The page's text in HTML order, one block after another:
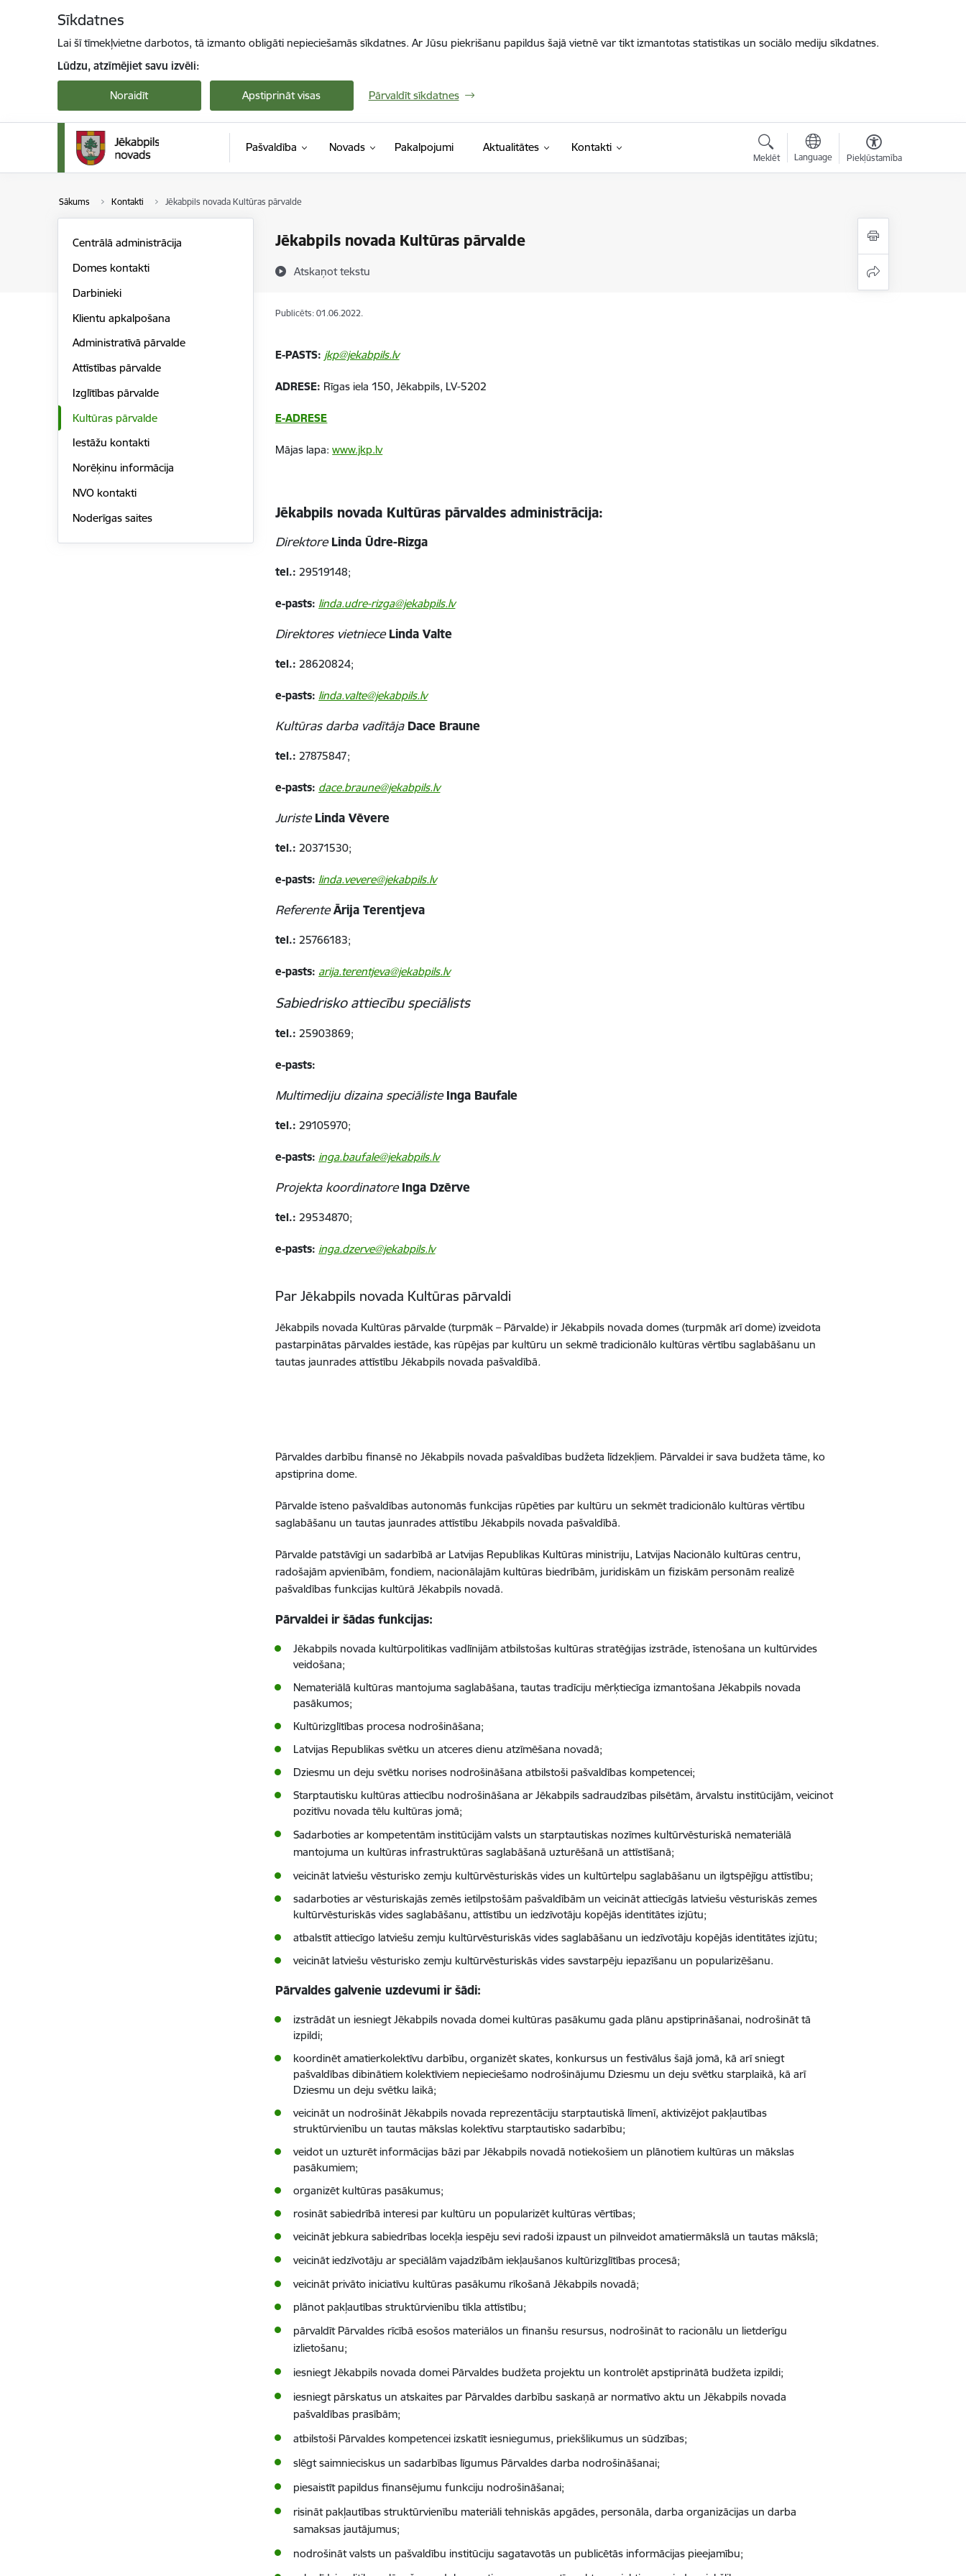
Sīkdatnes
Lai šī tīmekļvietne darbotos, tā izmanto obligāti nepieciešamās sīkdatnes. Ar Jūsu piekrišanu papildus šajā vietnē var tikt izmantotas statistikas un sociālo mediju sīkdatnes.
Lūdzu, atzīmējiet savu izvēli:
Noraidīt Apstiprināt visas Pārvaldīt sīkdatnes
Pašvaldība Novads Pakalpojumi Aktualitātes Kontakti
Meklēt Language Piekļūstamība
Sākums Kontakti Jēkabpils novada Kultūras pārvalde
Jēkabpils novada Kultūras pārvalde
Atskaņot tekstu
Centrālā administrācija
Domes kontakti
Darbinieki
Klientu apkalpošana
Administratīvā pārvalde
Attīstības pārvalde
Izglītības pārvalde
Kultūras pārvalde
Iestāžu kontakti
Norēķinu informācija
NVO kontakti
Noderīgas saites
Publicēts: 01.06.2022.
E-PASTS: jkp@jekabpils.lv
ADRESE: Rīgas iela 150, Jēkabpils, LV-5202
E-ADRESE
Mājas lapa:www.jkp.lv
Jēkabpils novada Kultūras pārvaldes administrācija:
Direktore Linda Ūdre-Rizga
tel.: 29519148;
e-pasts: linda.udre-rizga@jekabpils.lv
Direktores vietniece Linda Valte
tel.: 28620824;
e-pasts: linda.valte@jekabpils.lv
Kultūras darba vadītāja Dace Braune
tel.: 27875847;
e-pasts: dace.braune@jekabpils.lv
Juriste Linda Vēvere
tel.: 20371530;
e-pasts: linda.vevere@jekabpils.lv
Referente Ārija Terentjeva
tel.: 25766183;
e-pasts: arija.terentjeva@jekabpils.lv
Sabiedrisko attiecību speciālists
tel.: 25903869;
e-pasts:
Multimediju dizaina speciāliste Inga Baufale
tel.: 29105970;
e-pasts: inga.baufale@jekabpils.lv
Projekta koordinatore Inga Dzērve
tel.: 29534870;
e-pasts: inga.dzerve@jekabpils.lv
Par Jēkabpils novada Kultūras pārvaldi
Jēkabpils novada Kultūras pārvalde (turpmāk – Pārvalde) irJēkabpils novada domes (turpmāk arī dome) izveidota
pastarpinātas pārvaldes iestāde, kas rūpējas par kultūru un sekmē tradicionālo kultūras vērtību saglabāšanu un
tautas jaunrades attīstību Jēkabpils novada pašvaldībā.
Pārvaldes darbību finansē no Jēkabpils novada pašvaldības budžeta līdzekļiem. Pārvaldei ir sava budžeta tāme, ko
apstiprina dome.
Pārvalde īsteno pašvaldības autonomās funkcijas rūpēties par kultūru un sekmēt tradicionālo kultūras vērtību
saglabāšanu un tautas jaunrades attīstību Jēkabpils novada pašvaldībā.
Pārvalde patstāvīgi un sadarbībā ar Latvijas Republikas Kultūras ministriju, Latvijas Nacionālo kultūras centru,
radošajām apvienībām, fondiem, nacionālajām kultūras biedrībām, juridiskām un fiziskām personām realizē
pašvaldības funkcijas kultūrā Jēkabpils novadā.
Pārvaldei ir šādas funkcijas:
Jēkabpils novada kultūrpolitikas vadlīnijām atbilstošas kultūras stratēģijas izstrāde, īstenošana un kultūrvides
veidošana;
Nemateriālā kultūras mantojuma saglabāšana, tautas tradīciju mērķtiecīga izmantošana Jēkabpils novada
pasākumos;
Kultūrizglītības procesa nodrošināšana;
Latvijas Republikas svētku un atceres dienu atzīmēšana novadā;
Dziesmu un deju svētku norises nodrošināšana atbilstoši pašvaldības kompetencei;
Starptautisku kultūras attiecību nodrošināšana ar Jēkabpils sadraudzības pilsētām, ārvalstu institūcijām, veicinot
pozitīvu novada tēlu kultūras jomā;
Sadarboties ar kompetentām institūcijām valsts un starptautiskas nozīmes kultūrvēsturiskā nemateriālā
mantojuma un kultūras infrastruktūras saglabāšanā uzturēšanā un attīstīšanā;
veicināt latviešu vēsturisko zemju kultūrvēsturiskās vides un kultūrtelpu saglabāšanu un ilgtspējīgu attīstību;
sadarboties ar vēsturiskajās zemēs ietilpstošām pašvaldībām un veicināt attiecīgās latviešu vēsturiskās zemes
kultūrvēsturiskās vides saglabāšanu, attīstību un iedzīvotāju kopējās identitātes izjūtu;
atbalstīt attiecīgo latviešu zemju kultūrvēsturiskās vides saglabāšanu un iedzīvotāju kopējās identitātes izjūtu;
veicināt latviešu vēsturisko zemju kultūrvēsturiskās vides savstarpēju iepazīšanu un popularizēšanu.
Pārvaldes galvenie uzdevumi ir šādi:
izstrādāt un iesniegt Jēkabpils novada domei kultūras pasākumu gada plānu apstiprināšanai, nodrošināt tā
izpildi;
koordinēt amatierkolektīvu darbību, organizēt skates, konkursus un festivālus šajā jomā, kā arī sniegt
pašvaldības dibinātiem kolektīviem nepieciešamo nodrošinājumu Dziesmu un deju svētku starplaikā, kā arī
Dziesmu un deju svētku laikā;
veicināt un nodrošināt Jēkabpils novada reprezentāciju starptautiskā līmenī, aktivizējot pakļautības
struktūrvienību un tautas mākslas kolektīvu starptautisko sadarbību;
veidot un uzturēt informācijas bāzi par Jēkabpils novadā notiekošiem un plānotiem kultūras un mākslas
pasākumiem;
organizēt kultūras pasākumus;
rosināt sabiedrībā interesi par kultūru un popularizēt kultūras vērtības;
veicināt jebkura sabiedrības locekļa iespēju sevi radoši izpaust un pilnveidot amatiermākslā un tautas mākslā;
veicināt iedzīvotāju ar speciālām vajadzībām iekļaušanos kultūrizglītības procesā;
veicināt privāto iniciatīvu kultūras pasākumu rīkošanā Jēkabpils novadā;
plānot pakļautības struktūrvienību tīkla attīstību;
pārvaldīt Pārvaldes rīcībā esošos materiālos un finanšu resursus, nodrošināt to racionālu un lietderīgu
izlietošanu;
iesniegt Jēkabpils novada domei Pārvaldes budžeta projektu un kontrolēt apstiprinātā budžeta izpildi;
iesniegt pārskatus un atskaites par Pārvaldes darbību saskaņā ar normatīvo aktu un Jēkabpils novada
pašvaldības prasībām;
atbilstoši Pārvaldes kompetencei izskatīt iesniegumus, priekšlikumus un sūdzības;
slēgt saimnieciskus un sadarbības līgumus Pārvaldes darba nodrošināšanai;
piesaistīt papildus finansējumu funkciju nodrošināšanai;
risināt pakļautības struktūrvienību materiāli tehniskās apgādes, personāla, darba organizācijas un darba
samaksas jautājumus;
nodrošināt valsts un pašvaldību institūciju sagatavotās un publicētās informācijas pieejamību;